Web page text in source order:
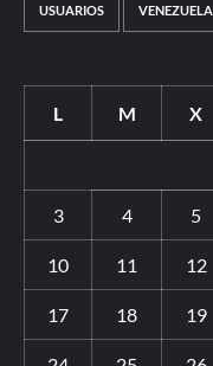
USUARIOS VENEZUELA
L M X
3 4 5
10 11 12
17 18 19